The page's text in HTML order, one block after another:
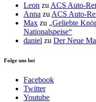
Leon zu ACS Auto-
Anna zu ACS Auto-
Max zu „Geliebte
Nationalspeise“
daniel zu Der Neue
Folge uns bei
Facebook
Twitter
Youtube